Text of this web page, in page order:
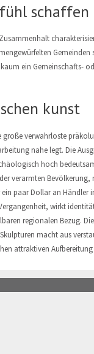
schaffen
Gemeinden
ein Gemeinschafts-
kunst
verwahrloste
nahe legt. Die
hoch
verarmten
paar Dollar an Händler
wirkt
regionalen Bezug.
macht aus
attraktiven